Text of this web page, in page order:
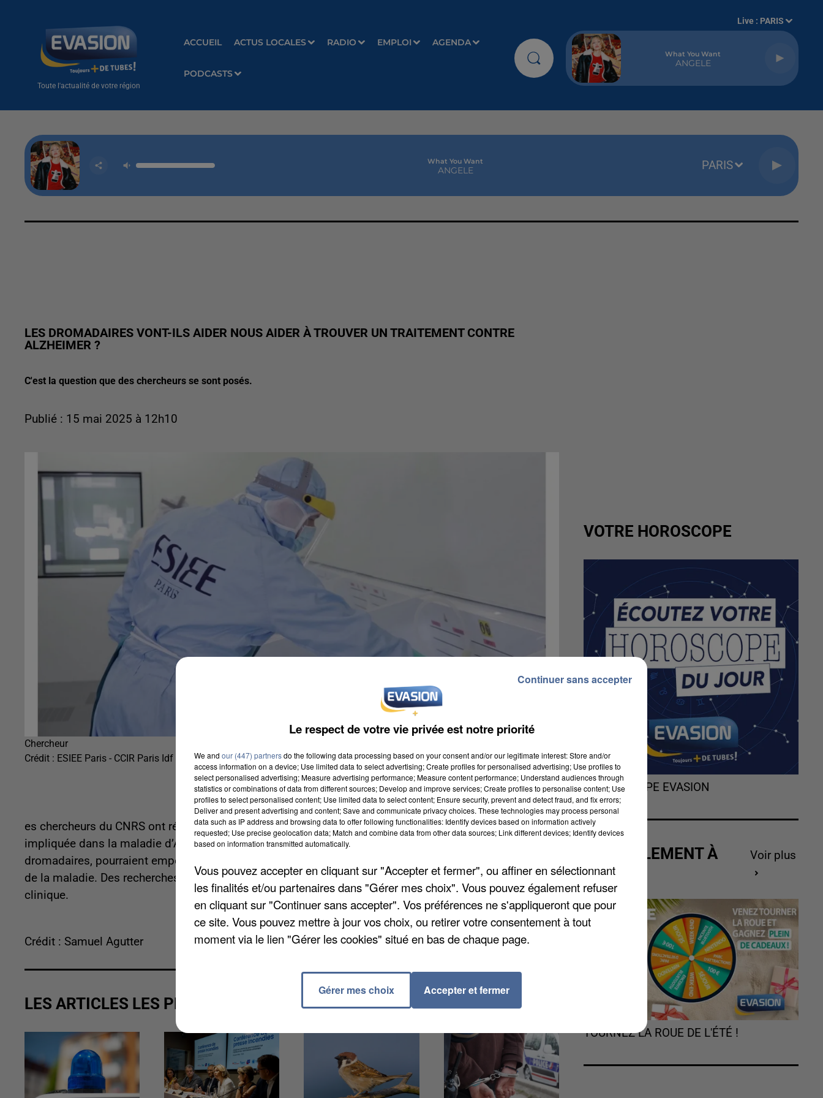
Toute l'actualité de votre région
ACCUEIL ACTUS LOCALES RADIO EMPLOI AGENDA
PODCASTS
Live : PARIS
What You Want
ANGELE
What You Want
ANGELE PARIS
LES DROMADAIRES VONT-ILS AIDER NOUS AIDER À TROUVER UN TRAITEMENT CONTRE
ALZHEIMER ?
C'est la question que des chercheurs se sont posés.
Publié : 15 mai 2025 à 12h10
Chercheur
Crédit : ESIEE Paris - CCIR Paris Idf - Univ Eiffel
es chercheurs du CNRS ont récemment identifié des nanocorps capables de désactiver la protéine Tau,
impliquée dans la maladie d’Alzheimer. Ces anticorps miniatures, issus du système immunitaire des
dromadaires, pourraient empêcher l’agrégation nocive de cette protéine et ainsi ralentir la progression
de la maladie. Des recherches supplémentaires seront nécessaires avant une éventuelle application
clinique.
Crédit : Samuel Agutter
LES ARTICLES LES PLUS VUS
VOTRE HOROSCOPE
L'HOROSCOPE EVASION
ACTUELLEMENT À
GAGNER
Voir plus
TOURNEZ LA ROUE DE L'ÉTÉ !
Le respect de votre vie privée est notre priorité
We and our (447) partnersdo the following data processing based on your consent and/or our legitimate interest: Store and/or
access information on a device; Use limited data to select advertising; Create profiles for personalised advertising; Use profiles to
select personalised advertising; Measure advertising performance; Measure content performance; Understand audiences through
statistics or combinations of data from different sources; Develop and improve services; Create profiles to personalise content; Use
profiles to select personalised content; Use limited data to select content; Ensure security, prevent and detect fraud, and fix errors;
Deliver and present advertising and content; Save and communicate privacy choices. These technologies may process personal
data such as IP address and browsing data to offer following functionalities: Identify devices based on information actively
requested; Use precise geolocation data; Match and combine data from other data sources; Link different devices; Identify devices
based on information transmitted automatically.
Vous pouvez accepter en cliquant sur "Accepter et fermer", ou affiner en sélectionnant
les finalités et/ou partenaires dans "Gérer mes choix". Vous pouvez également refuser
en cliquant sur "Continuer sans accepter". Vos préférences ne s'appliqueront que pour
ce site. Vous pouvez mettre à jour vos choix, ou retirer votre consentement à tout
moment via le lien "Gérer les cookies" situé en bas de chaque page.
Gérer mes choix Accepter et fermer
Continuer sans accepter